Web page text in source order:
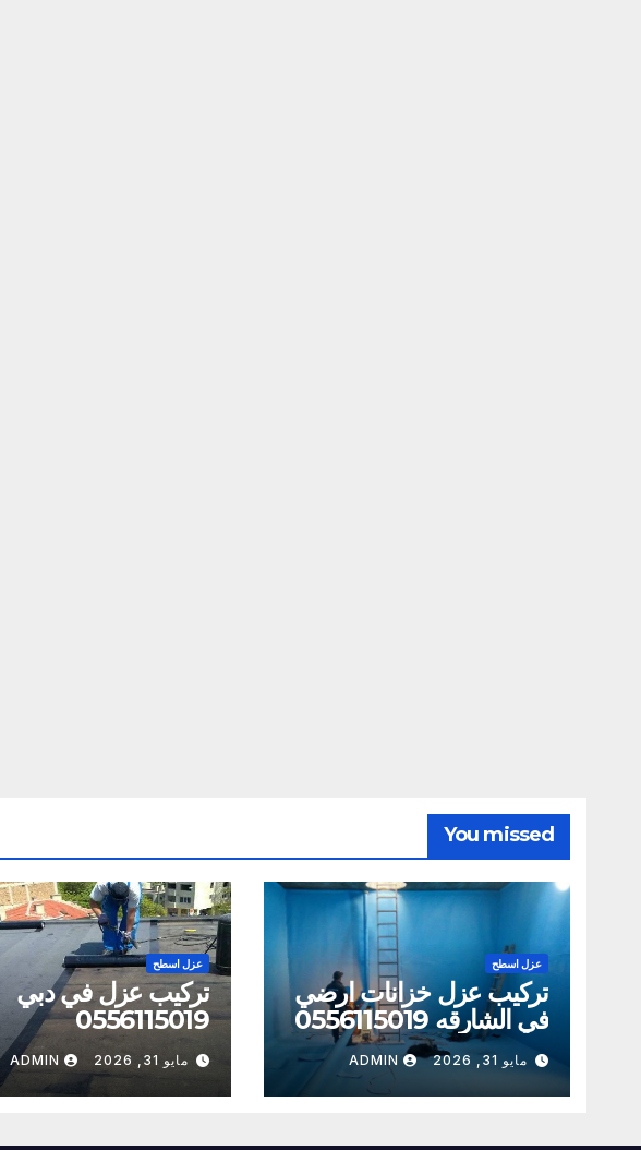
You missed
عزل اسطح
تركيب عزل خزانات ارضي
في الشارقه 0556115019
مايو 31, 2026 ADMIN
عزل اسطح
تركيب عزل في دبي
0556115019
مايو 31, 2026 ADMIN